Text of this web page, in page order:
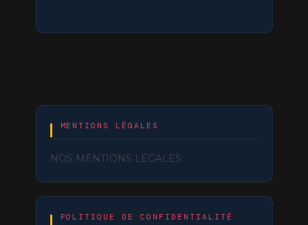
MENTIONS LÉGALES
NOS MENTIONS LÉGALES
POLITIQUE DE CONFIDENTIALITÉ